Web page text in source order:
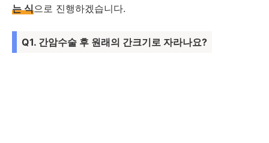
는 식으로 진행하겠습니다.
Q1. 간암수술 후 원래의 간크기로 자라나요?